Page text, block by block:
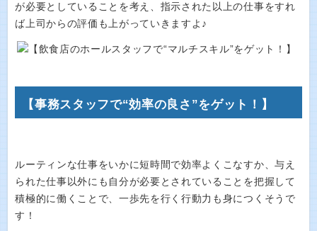
が必要としていることを考え、指示された以上の仕事をすれ
ば上司からの評価も上がっていきますよ♪
【事務スタッフで“効率の良さ”をゲット！】
ルーティンな仕事をいかに短時間で効率よくこなすか、与え
られた仕事以外にも自分が必要とされていることを把握して
積極的に働くことで、一歩先を行く行動力も身につくそうで
す！